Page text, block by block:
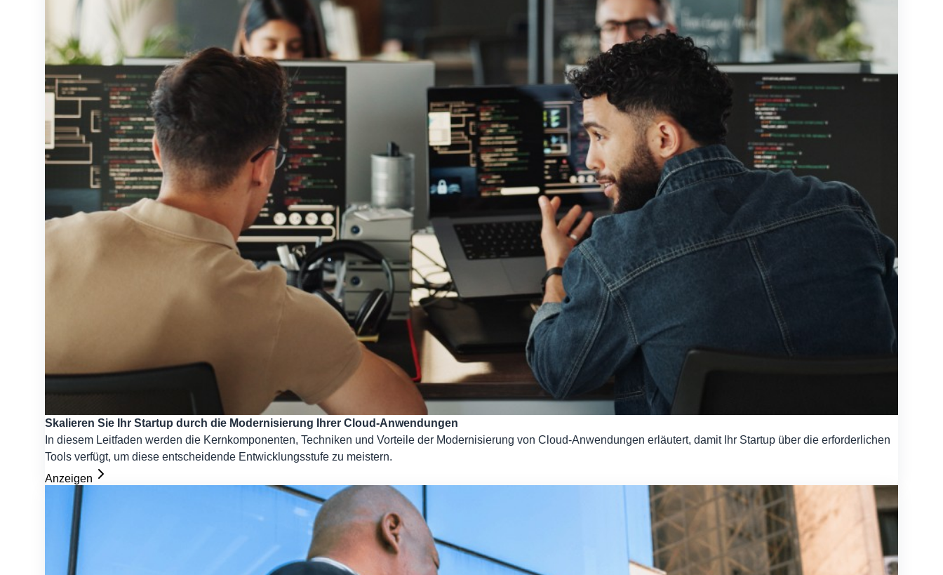
Skalieren Sie Ihr Startup durch die Modernisierung Ihrer Cloud-Anwendungen
In diesem Leitfaden werden die Kernkomponenten, Techniken und Vorteile der Modernisierung von Cloud-Anwendungen erläutert, damit Ihr Startup über die erforderlichen
Tools verfügt, um diese entscheidende Entwicklungsstufe zu meistern.
Anzeigen